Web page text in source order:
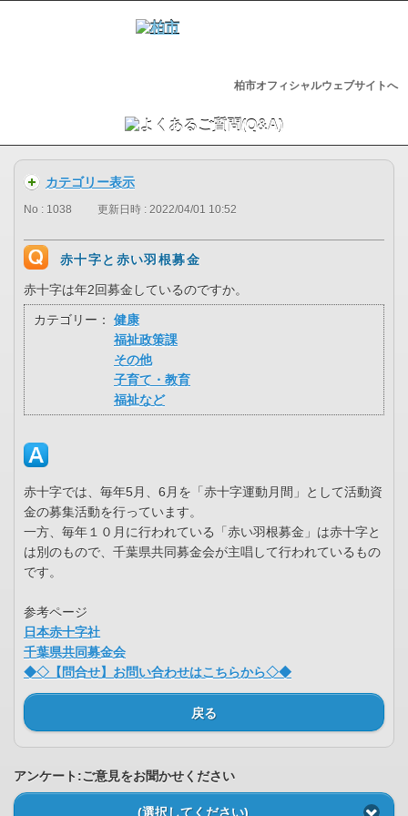
柏市オフィシャルウェブサイトへ
カテゴリー表示
No : 1038 更新日時 : 2022/04/01 10:52
赤十字と赤い羽根募金
赤十字は年2回募金しているのですか。
カテゴリー：
健康
福祉政策課
その他
子育て・教育
福祉など
赤十字では、毎年5月、6月を「赤十字運動月間」として活動資
金の募集活動を行っています。
一方、毎年１０月に行われている「赤い羽根募金」は赤十字と
は別のもので、千葉県共同募金会が主唱して行われているもの
です。
参考ページ
日本赤十字社
千葉県共同募金会
◆◇【問合せ】お問い合わせはこちらから◇◆
戻る
アンケート:ご意見をお聞かせください
(選択してください)